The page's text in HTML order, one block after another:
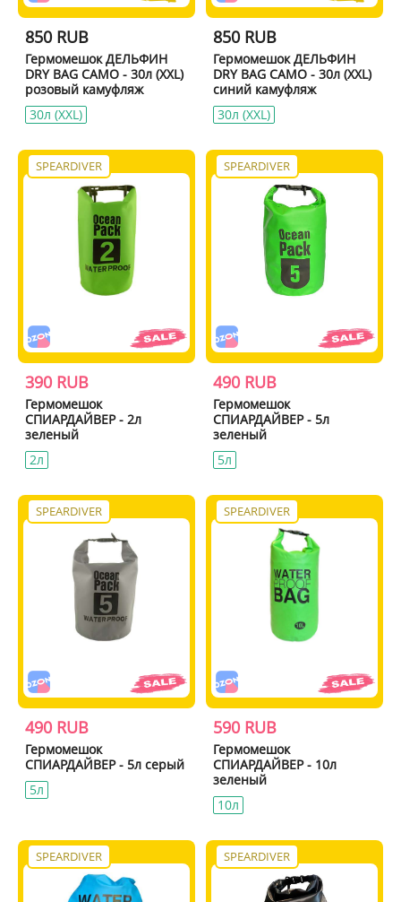
850 RUB
Гермомешок ДЕЛЬФИН
DRY BAG CAMO - 30л (XXL)
розовый камуфляж
30л (XXL)
850 RUB
Гермомешок ДЕЛЬФИН
DRY BAG CAMO - 30л (XXL)
синий камуфляж
30л (XXL)
SPEARDIVER
390 RUB
Гермомешок
СПИАРДАЙВЕР - 2л
зеленый
2л
SPEARDIVER
490 RUB
Гермомешок
СПИАРДАЙВЕР - 5л
зеленый
5л
SPEARDIVER
490 RUB
Гермомешок
СПИАРДАЙВЕР - 5л серый
5л
SPEARDIVER
590 RUB
Гермомешок
СПИАРДАЙВЕР - 10л
зеленый
10л
SPEARDIVER SPEARDIVER